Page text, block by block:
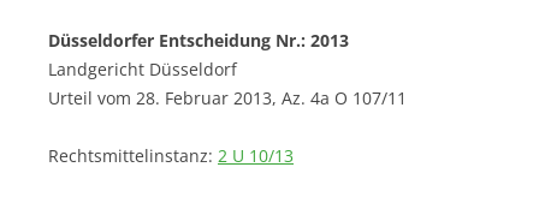
Düsseldorfer Entscheidung Nr.: 2013
Landgericht Düsseldorf
Urteil vom 28. Februar 2013, Az. 4a O 107/11
Rechtsmittelinstanz: 2 U 10/13